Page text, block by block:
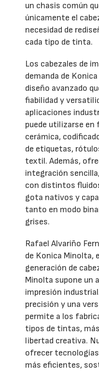
un chasis común
únicamente el
necesidad de
cada tipo de tinta.
Los cabezales de
demanda de
diseño avanzado
fiabilidad y
aplicaciones
puede utilizarse en
cerámica,
de etiquetas,
textil. Además,
integración
con distintos
gota nativos y
tanto en modo
grises.
Rafael Alvariño
de Konica Minolta,
generación de
Minolta supone un
impresión
precisión y una
permite a los
tipos de tintas,
libertad creativa.
ofrecer
más eficientes,